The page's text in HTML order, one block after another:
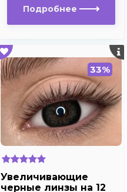
Подробнее
33%
Увеличивающие
черные линзы на 12